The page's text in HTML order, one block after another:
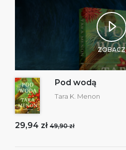
ZOBACZ
Pod wodą
Tara K. Menon
29,94 zł 49,90 zł